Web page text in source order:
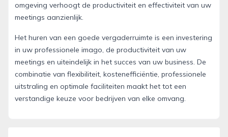
omgeving verhoogt de productiviteit en effectiviteit van uw
meetings aanzienlijk.
Het huren van een goede vergaderruimte is een investering
in uw professionele imago, de productiviteit van uw
meetings en uiteindelijk in het succes van uw business. De
combinatie van flexibiliteit, kostenefficiëntie, professionele
uitstraling en optimale faciliteiten maakt het tot een
verstandige keuze voor bedrijven van elke omvang.